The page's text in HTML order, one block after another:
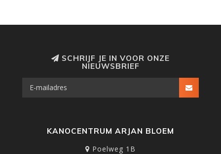
SCHRIJF JE IN VOOR ONZE
NIEUWSBRIEF
KANOCENTRUM ARJAN BLOEM
Poelweg 1B